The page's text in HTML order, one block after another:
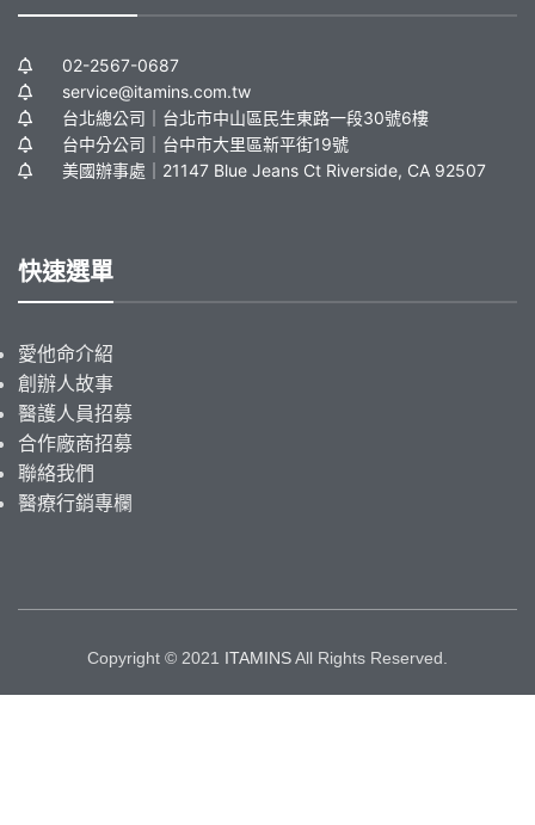
02-2567-0687
service@itamins.com.tw
台北總公司｜台北市中山區民生東路一段30號6樓
台中分公司｜台中市大里區新平街19號
美國辦事處｜21147 Blue Jeans Ct Riverside, CA 92507
快速選單
愛他命介紹
創辦人故事
醫護人員招募
合作廠商招募
聯絡我們
醫療行銷專欄
Copyright © 2021 ITAMINSAll Rights Reserved.